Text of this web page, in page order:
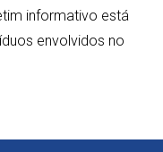
informativo está
envolvidos no